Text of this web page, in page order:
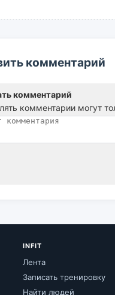
комментарий
комментарий
комментарии могут
INFIT
Лента
Записать тренировку
Найти людей